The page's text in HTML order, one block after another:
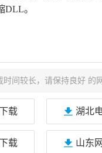
DLL。
间较长，请保持良好 的
载 湖北
载 山东